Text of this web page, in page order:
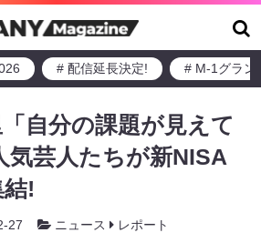
# 配信延長決定! # M-1グラン
自分の課題が見えて
気芸人たちが新NISA
!
27 ニュース レポート